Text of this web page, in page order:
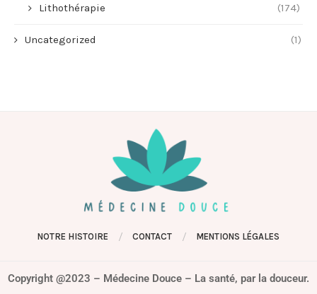
Lithothérapie (174)
Uncategorized (1)
NOTRE HISTOIRE CONTACT MENTIONS LÉGALES
Copyright @2023 – Médecine Douce – La santé, par la douceur.